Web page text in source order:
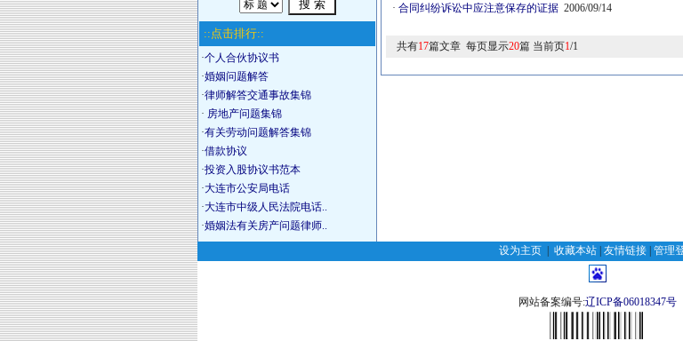
::点击排行::
·个人合伙协议书
·婚姻问题解答
·律师解答交通事故集锦
· 房地产问题集锦
·有关劳动问题解答集锦
·借款协议
·投资入股协议书范本
·大连市公安局电话
·大连市中级人民法院电话..
·婚姻法有关房产问题律师..
· 合同纠纷诉讼中应注意保存的证据 2006/09/14
共有17篇文章 每页显示20篇 当前页1/1
设为主页 收藏本站 友情链接 管理
网站备案编号:辽ICP备06018347号